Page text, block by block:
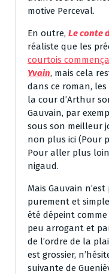
motive Perceval.
En outre, Le conte
réaliste que les
courtois
Yvain, mais cela
dans ce roman,
la cour d’Arthur
Gauvain, par
sous son meilleur
non plus ici (Pour
Pour aller plus
nigaud.
Mais Gauvain
purement et
été dépeint
peu arrogant et
de l’ordre de la
est grossier,
suivante de